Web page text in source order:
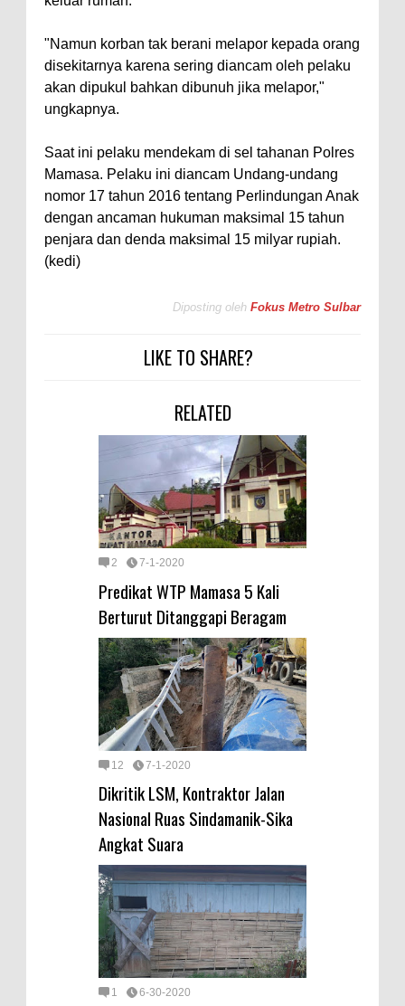
"Namun korban tak berani melapor kepada orang
disekitarnya karena sering diancam oleh pelaku
akan dipukul bahkan dibunuh jika melapor,"
ungkapnya.
Saat ini pelaku mendekam di sel tahanan Polres
Mamasa. Pelaku ini diancam Undang-undang
nomor 17 tahun 2016 tentang Perlindungan Anak
dengan ancaman hukuman maksimal 15 tahun
penjara dan denda maksimal 15 milyar rupiah.
(kedi)
Diposting oleh Fokus Metro Sulbar
LIKE TO SHARE?
RELATED
2 7-1-2020
Predikat WTP Mamasa 5 Kali
Berturut Ditanggapi Beragam
12 7-1-2020
Dikritik LSM, Kontraktor Jalan
Nasional Ruas Sindamanik-Sika
Angkat Suara
1 6-30-2020